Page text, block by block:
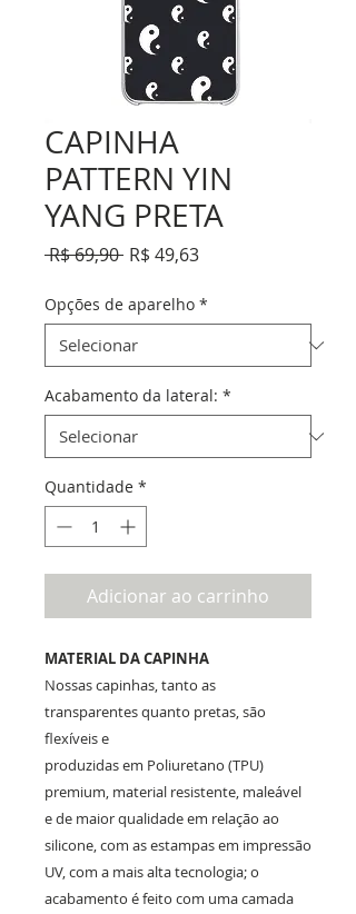
CAPINHA
PATTERN YIN
YANG PRETA
R$ 69,90 Preço
R$ 49,63Preço
Opções de aparelho *
Acabamento da lateral: *
Quantidade *
Adicionar ao carrinho
MATERIAL DA CAPINHA
Nossas capinhas, tanto as
transparentes quanto pretas, são
flexíveis e
produzidas em Poliuretano (TPU)
premium, material resistente, maleável
e de maior qualidade em relação ao
silicone, com as estampas em impressão
UV, com a mais alta tecnologia; o
acabamento é feito com uma camada